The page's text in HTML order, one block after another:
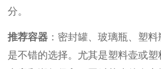
分。
推荐容器 ：密封罐、玻璃瓶、塑
是不错的选择。尤其是塑料壶或